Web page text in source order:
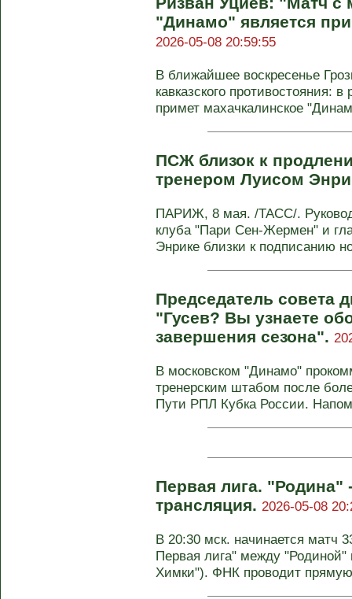
"Динамо" является
2026-05-08 20:59:55
В ближайшее воскресенье
кавказского противостояния:
примет махачкалинское
ПСЖ близок к
тренером Луисом
ПАРИЖ, 8 мая. /ТАСС/.
клуба "Пари Сен-Жермен" и
Энрике близки к подписанию
Председатель совета
"Гусев? Вы узнаете
завершения сезона".
В московском "Динамо"
тренерским штабом после
Пути РПЛ Кубка России.
Первая лига.
трансляция. 2026-05-08
В 20:30 мск. начинается матч
Первая лига" между
Химки"). ФНК проводит